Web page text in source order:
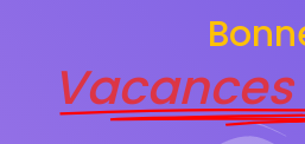
Vacances